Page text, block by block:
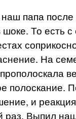
папа
То есть с
На
полоскание.
и
раз. Выпил